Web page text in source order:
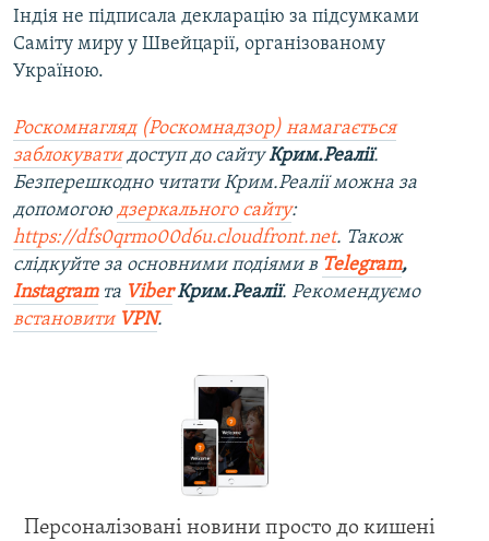
Індія не підписала декларацію за підсумками
Саміту миру у Швейцарії, організованому
Україною.
Роскомнагляд (Роскомнадзор) намагається
заблокуватидоступ до сайтуКрим.Реалії.
Безперешкодно читати Крим.Реалії можна за
допомогою дзеркального сайту:
https://dfs0qrmo00d6u.cloudfront.net. Також
слідкуйте за основними подіями в Telegram,
Instagramта ViberКрим.Реалії. Рекомендуємо
встановити VPN.
Персоналізовані новини просто до кишені